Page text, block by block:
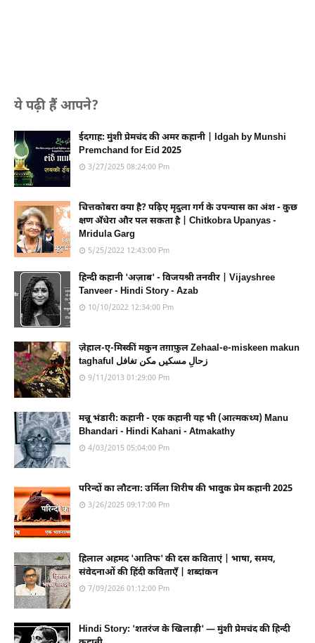
ये पढ़ी हैं आपने?
ईदगाह: मुंशी प्रेमचंद की अमर कहानी | Idgah by Munshi
Premchand for Eid 2025
3/27/2025 08:24:00 Pm
चित्तकोबरा क्या है? पढ़िए मृदुला गर्ग के उपन्यास का अंश - कुछ
क्षण अँधेरा और पल सकता है | Chitkobra Upanyas -
Mridula Garg
5/25/2022 12:43:00 Pm
हिन्दी कहानी 'अज़ाब' - विजयश्री तनवीर | Vijayshree
Tanveer - Hindi Story - Azab
10/10/2022 12:34:00 Pm
ज़ेहाल-ए-मिस्कीं मकुन तग़ाफ़ुल Zehaal-e-miskeen makun
taghaful زحالِ مسکیں مکن تغافل
9/11/2013 01:29:00 Pm
मन्नू भंडारी: कहानी - एक कहानी यह भी (आत्मकथ्य) Manu
Bhandari - Hindi Kahani - Atmakathy
4/03/2015 05:04:00 Pm
परिन्दों का लौटना: उर्मिला शिरीष की भावुक प्रेम कहानी 2025
3/26/2025 09:17:00 Pm
हिलाल अहमद 'आतिफ' की दस कविताएं | भाषा, समय,
संवेदनाओं की हिंदी कविताएँ | शब्दांकन
7/09/2026 01:12:00 Pm
Hindi Story: 'शतरंज के खिलाड़ी' — मुंशी प्रेमचंद की हिन्दी